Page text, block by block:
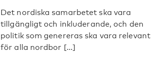
Det nordiska samarbetet ska vara
tillgängligt och inkluderande, och den
politik som genereras ska vara relevant
för alla nordbor [...]